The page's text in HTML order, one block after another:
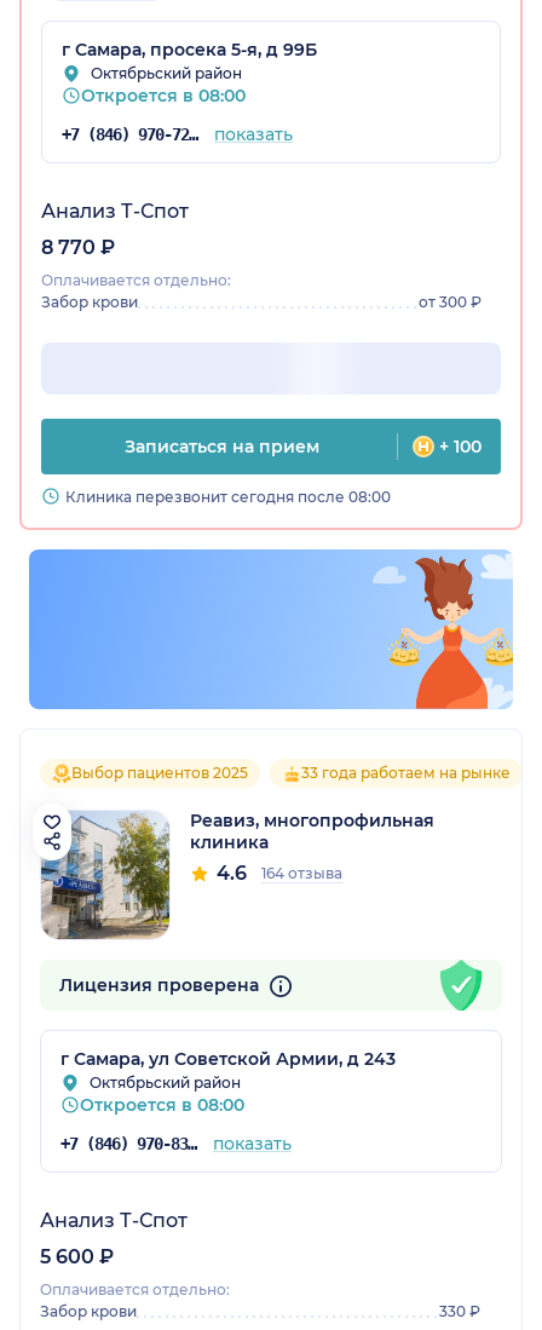
г Самара, просека 5-я, д 99Б
Октябрьский район
Откроется в 08:00
+7 (846) 970-72-14 показать
Анализ Т-Спот
8 770 ₽
Оплачивается отдельно:
Забор крови
от 300 ₽
Записаться на прием + 100
Клиника перезвонит сегодня после 08:00
Выбор пациентов 2025 33 года работаем на рынке
Реавиз, многопрофильная
клиника
4.6 164 отзыва
Лицензия проверена
г Самара, ул Советской Армии, д 243
Октябрьский район
Откроется в 08:00
+7 (846) 970-83-16 показать
Анализ Т-Спот
5 600 ₽
Оплачивается отдельно:
Забор крови
330 ₽